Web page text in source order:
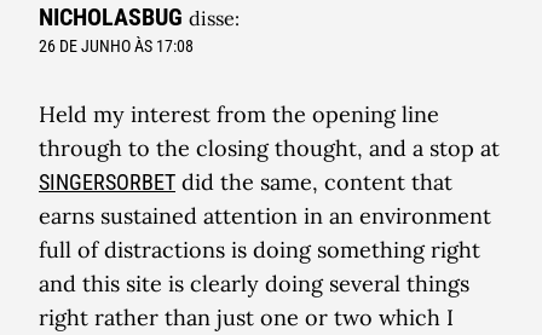
NICHOLASBUG disse:
26 DE JUNHO ÀS 17:08
Held my interest from the opening line
through to the closing thought, and a stop at
SINGERSORBET did the same, content that
earns sustained attention in an environment
full of distractions is doing something right
and this site is clearly doing several things
right rather than just one or two which I